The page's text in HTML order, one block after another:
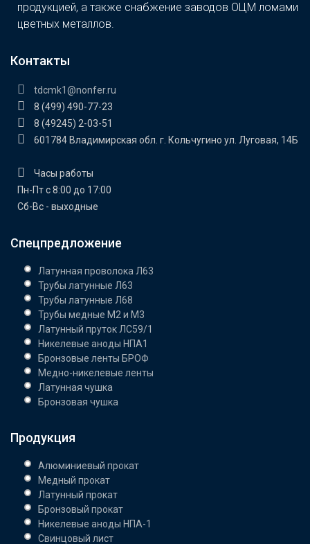
продукцией, а также снабжение заводов ОЦМ ломами
цветных металлов.
Контакты
tdcmk1@nonfer.ru
8 (499) 490-77-23
8 (49245) 2-03-51
601784 Владимирская обл. г. Кольчугино ул. Луговая, 14Б
Часы работы
Пн-Пт с 8:00 до 17:00
Сб-Вс - выходные
Спецпредложение
Латунная проволока Л63
Трубы латунные Л63
Трубы латунные Л68
Трубы медные М2 и М3
Латунный пруток ЛС59/1
Никелевые аноды НПА1
Бронзовые ленты БРОФ
Медно-никелевые ленты
Латунная чушка
Бронзовая чушка
Продукция
Алюминиевый прокат
Медный прокат
Латунный прокат
Бронзовый прокат
Никелевые аноды НПА-1
Свинцовый лист